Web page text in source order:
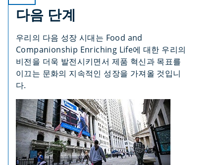
다음 단계
우리의 다음 성장 시대는 Food and
Companionship Enriching Life에 대한 우리의
비전을 더욱 발전시키면서 제품 혁신과 목표를
이끄는 문화의 지속적인 성장을 가져올 것입니
다.